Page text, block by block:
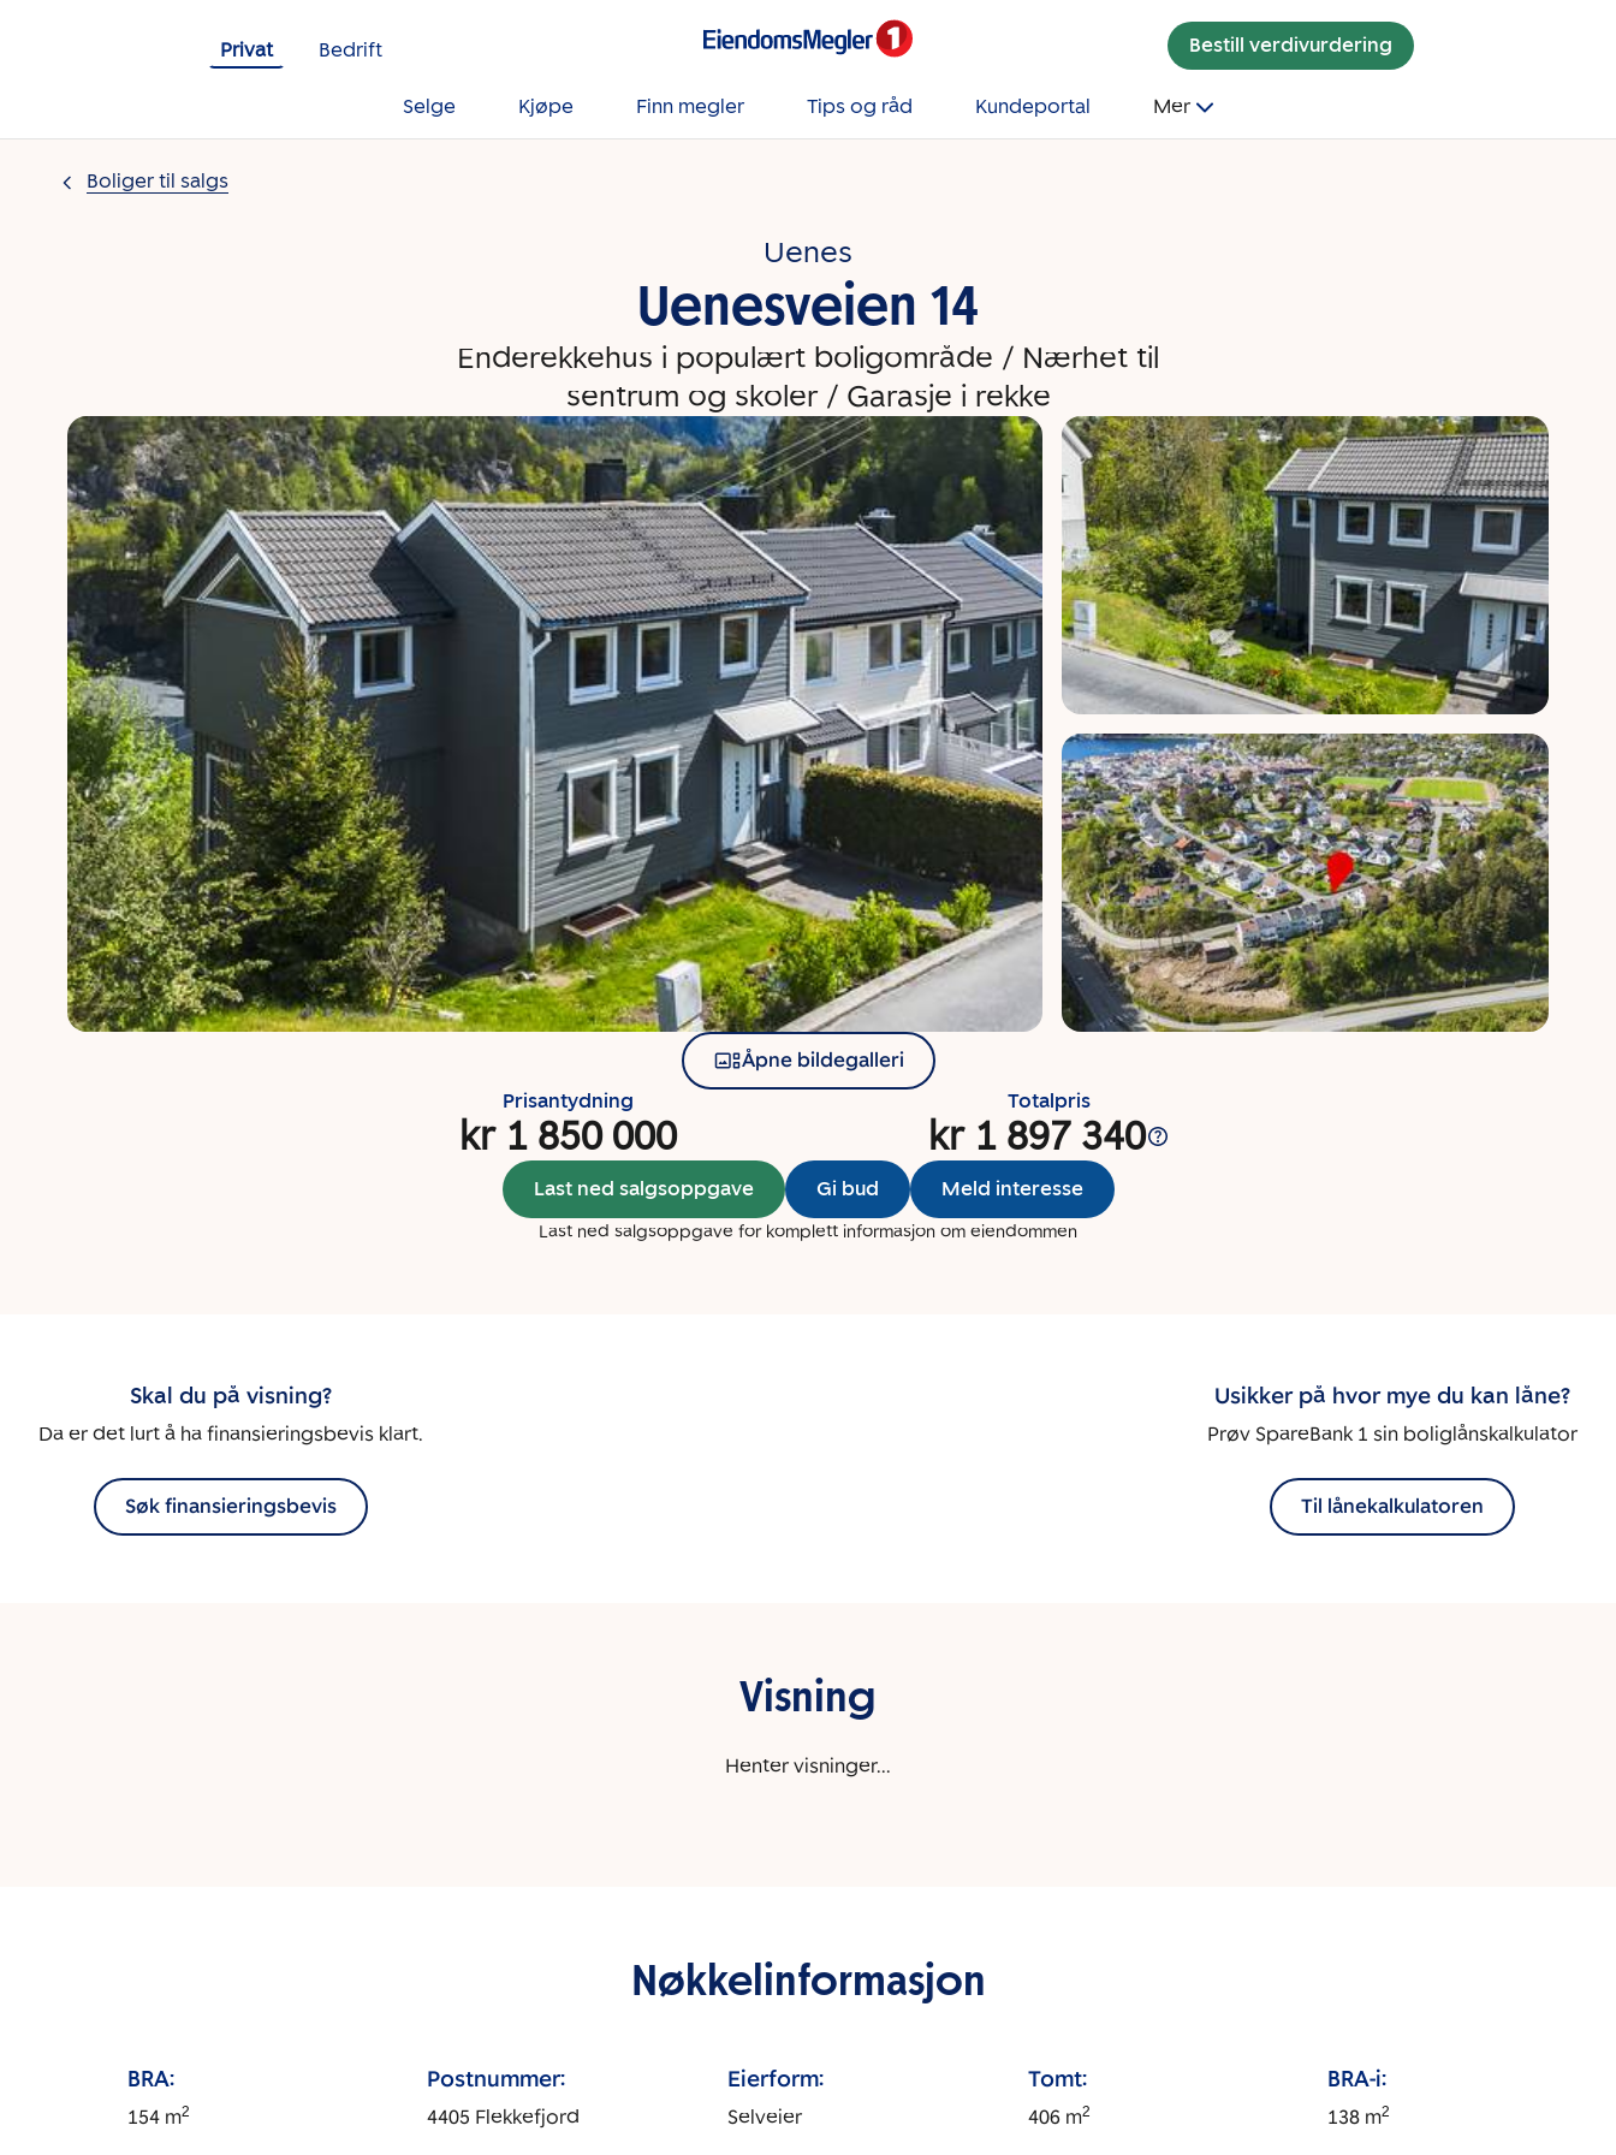
Privat
Bedrift Bestill verdivurdering
Selge Kjøpe Finn megler Tips og råd Kundeportal Mer
Boliger til salgs
Uenes
Uenesveien 14
Enderekkehus i populært boligområde / Nærhet til
sentrum og skoler / Garasje i rekke
Åpne bildegalleri
Prisantydning
kr 1 850 000
Totalpris
kr 1 897 340
Last ned salgsoppgave Gi bud Meld interesse
Last ned salgsoppgave for komplett informasjon om eiendommen
Skal du på visning?
Da er det lurt å ha finansieringsbevis klart.
Søk finansieringsbevis
Usikker på hvor mye du kan låne?
Prøv SpareBank 1 sin boliglånskalkulator
Til lånekalkulatoren
Visning
Henter visninger...
Nøkkelinformasjon
BRA:
154m2
Postnummer:
4405 Flekkefjord
Eierform:
Selveier
Tomt:
406 m2
BRA-i:
138 m2